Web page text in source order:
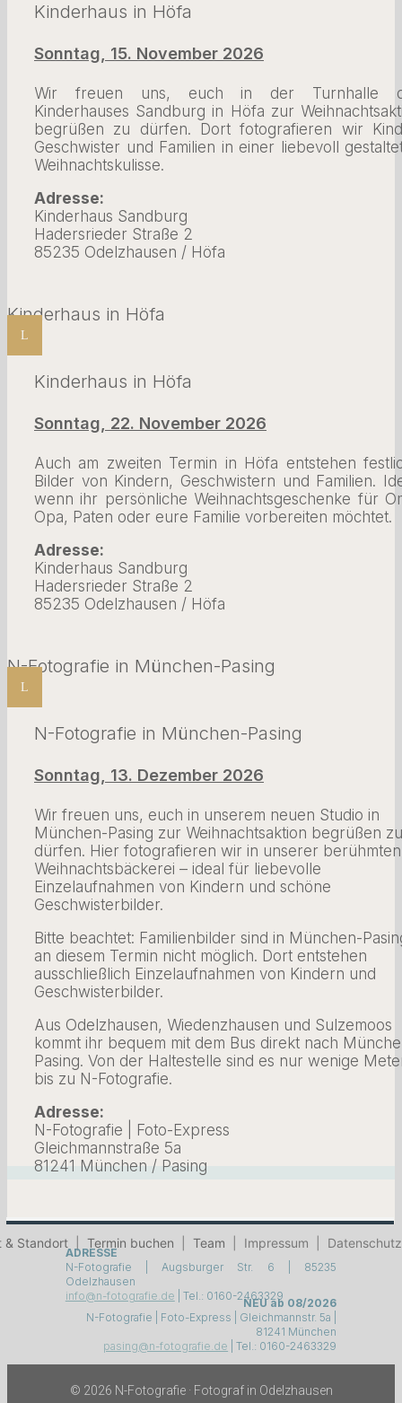
Kinderhaus in Höfa
Sonntag, 15. November 2026
Wir freuen uns, euch in der Turnhalle
Kinderhauses Sandburg in Höfa zur
begrüßen zu dürfen. Dort fotografieren wir
Geschwister und Familien in einer liebevoll
Weihnachtskulisse.
Adresse:
Kinderhaus Sandburg
Hadersrieder Straße 2
85235 Odelzhausen / Höfa
Kinderhaus in Höfa
L
Kinderhaus in Höfa
Sonntag, 22. November 2026
Auch am zweiten Termin in Höfa entstehen
Bilder von Kindern, Geschwistern und Familien.
wenn ihr persönliche Weihnachtsgeschenke für
Opa, Paten oder eure Familie vorbereiten möchtet.
Adresse:
Kinderhaus Sandburg
Hadersrieder Straße 2
85235 Odelzhausen / Höfa
N-Fotografie in München-Pasing
L
N-Fotografie in München-Pasing
Sonntag, 13. Dezember 2026
Wir freuen uns, euch in unserem neuen Studio in
München-Pasing zur Weihnachtsaktion begrüßen zu
dürfen. Hier fotografieren wir in unserer berühmten
Weihnachtsbäckerei – ideal für liebevolle
Einzelaufnahmen von Kindern und schöne
Geschwisterbilder.
Bitte beachtet: Familienbilder sind in München-
an diesem Termin nicht möglich. Dort entstehen
ausschließlich Einzelaufnahmen von Kindern und
Geschwisterbilder.
Aus Odelzhausen, Wiedenzhausen und Sulzemoos
kommt ihr bequem mit dem Bus direkt nach
Pasing. Von der Haltestelle sind es nur wenige
bis zu N-Fotografie.
Adresse:
N-Fotografie | Foto-Express
Gleichmannstraße 5a
81241 München / Pasing
& Standort Termin buchen Team Impressum Datenschutz
ADRESSE
N-Fotografie | Augsburger Str. 6 | 85235
Odelzhausen
info@n-fotografie.de | Tel.: 0160-2463329
NEU ab 08/2026
N-Fotografie | Foto-Express | Gleichmannstr. 5a |
81241 München
pasing@n-fotografie.de | Tel.: 0160-2463329
© 2026 N-Fotografie · Fotograf in Odelzhausen